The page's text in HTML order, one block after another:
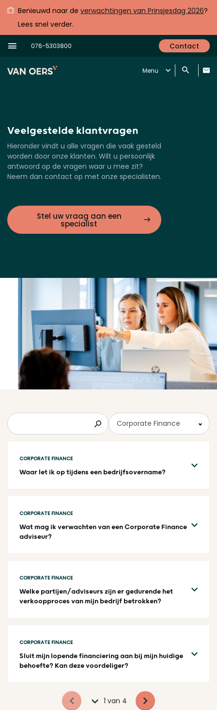
Benieuwd naar de verwachtingen van Prinsjesdag 2026?
Lees snel verder.
076-5303800 Contact
Menu
Veelgestelde klantvragen
Hieronder vindt u alle vragen die vaak gesteld
worden door onze klanten. Wilt u persoonlijk
antwoord op de vragen waar u mee zit?
Neem dan contact op met onze specialisten.
Stel uw vraag aan een
specialist
Zoeken
Corporate Finance
CORPORATE FINANCE
Waar let ik op tijdens een bedrijfsovername?
CORPORATE FINANCE
Wat mag ik verwachten van een Corporate Finance
adviseur?
CORPORATE FINANCE
Welke partijen/adviseurs zijn er gedurende het
verkoopproces van mijn bedrijf betrokken?
CORPORATE FINANCE
Sluit mijn lopende financiering aan bij mijn huidige
behoefte? Kan deze voordeliger?
1 van 4